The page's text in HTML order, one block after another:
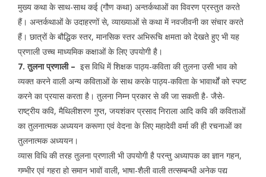
मुख्य कथा के साथ-साथ कई (गौण कथा) अन्तर्कथाओं का विवरण प्रस्तुत करते
हैं। अन्तर्कथाओं के उदाहरणों से, व्याख्याओं से कथा में नवजीवनी का संचार करते
हैं। छात्रों के बौद्धिक स्तर, मानसिक स्तर अभिरूचि क्षमता को देखते हुए भी यह
प्रणाली उच्च माध्यमिक कक्षाओं के लिए उपयोगी है।
7. तुलना प्रणाली – इस विधि में शिक्षक पाठ्य-कविता की तुलना उसी भाव को
व्यक्त करने वाली अन्य कविताओं के साथ करके पाठ्य-कविता के भावार्थों को स्पष्ट
करने का प्रयास करता है। तुलना निम्न प्रकार से की जा सकती है- जैसे-
राष्ट्रीय कवि, मैथिलीशरण गुप्त, जयशंकर प्रसाद निराला आदि कवि की कविताओं
का तुलनात्मक अध्ययन करूणा एवं वेदना के लिए महादेवी वर्मा की ही रचनाओं का
तुलनात्मक अध्ययन।
व्यास विधि की तरह तुलना प्रणाली भी उपयोगी है परन्तु अध्यापक का ज्ञान गहन,
गम्भीर एवं गहरा हो समान भावों वाली, भाषा-शैली वाली तत्सम्बन्धी अनेक पद्य